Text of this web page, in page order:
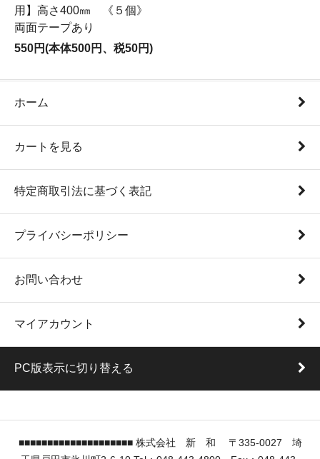
用】高さ400㎜ 《５個》
両面テープあり
550円(本体500円、税50円)
ホーム
カートを見る
特定商取引法に基づく表記
プライバシーポリシー
お問い合わせ
マイアカウント
PC版表示に切り替える
■■■■■■■■■■■■■■■■■■■■ 株式会社 新 和 〒335-0027 埼